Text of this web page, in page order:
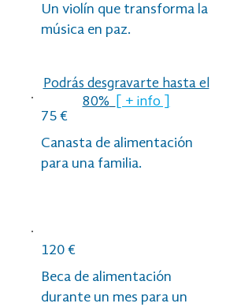
Podrás desgravarte hasta el
80%
[ + info ]
Un violín que transforma la
música en paz.
Canasta de alimentación
para una familia.
75 €
Beca de alimentación
durante un mes para un
120 €